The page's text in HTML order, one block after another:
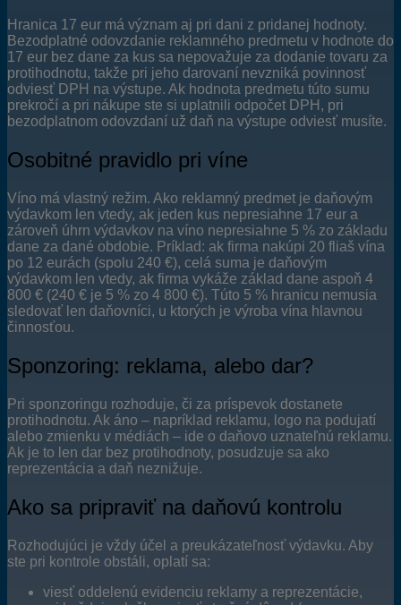
Hranica 17 eur má význam aj pri dani z pridanej hodnoty.
Bezodplatné odovzdanie reklamného predmetu v hodnote do
17 eur bez dane za kus sa nepovažuje za dodanie tovaru za
protihodnotu, takže pri jeho darovaní nevzniká povinnosť
odviesť DPH na výstupe. Ak hodnota predmetu túto sumu
prekročí a pri nákupe ste si uplatnili odpočet DPH, pri
bezodplatnom odovzdaní už daň na výstupe odviesť musíte.
Osobitné pravidlo pri víne
Víno má vlastný režim. Ako reklamný predmet je daňovým
výdavkom len vtedy, ak jeden kus nepresiahne 17 eur a
zároveň úhrn výdavkov na víno nepresiahne 5 % zo základu
dane za dané obdobie. Príklad: ak firma nakúpi 20 fliaš vína
po 12 eurách (spolu 240 €), celá suma je daňovým
výdavkom len vtedy, ak firma vykáže základ dane aspoň 4
800 € (240 € je 5 % zo 4 800 €). Túto 5 % hranicu nemusia
sledovať len daňovníci, u ktorých je výroba vína hlavnou
činnosťou.
Sponzoring: reklama, alebo dar?
Pri sponzoringu rozhoduje, či za príspevok dostanete
protihodnotu. Ak áno – napríklad reklamu, logo na podujatí
alebo zmienku v médiách – ide o daňovo uznateľnú reklamu.
Ak je to len dar bez protihodnoty, posudzuje sa ako
reprezentácia a daň neznižuje.
Ako sa pripraviť na daňovú kontrolu
Rozhodujúci je vždy účel a preukázateľnosť výdavku. Aby
ste pri kontrole obstáli, oplatí sa:
viesť oddelenú evidenciu reklamy a reprezentácie,